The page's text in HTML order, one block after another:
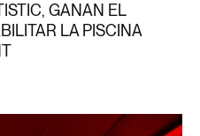
GANAN EL
LA PISCINA